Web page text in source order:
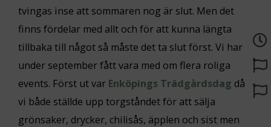
tvingas inse att sommaren nog är slut. Men det
finns fördelar med allt och för att kunna längta
tillbaka till något så måste det ta slut först. Vi har
under september fått vara med om flera roliga
events. Först ut var Enköpings Trädgårdsdag då
vi både ställde upp torgståndet för att sälja
grönsaker, drycker, chilisås, äpplen och sist men